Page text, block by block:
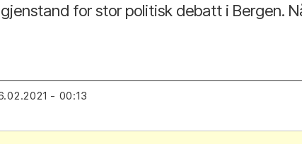
for stor politisk debatt i Bergen.
- 00:13